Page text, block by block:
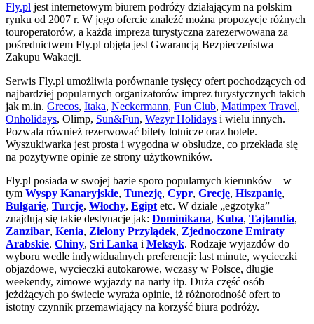
Fly.pl jest internetowym biurem podróży działającym na polskim
rynku od 2007 r. W jego ofercie znaleźć można propozycje różnych
touroperatorów, a każda impreza turystyczna zarezerwowana za
pośrednictwem Fly.pl objęta jest Gwarancją Bezpieczeństwa
Zakupu Wakacji.
Serwis Fly.pl umożliwia porównanie tysięcy ofert pochodzących od
najbardziej popularnych organizatorów imprez turystycznych takich
jak m.in. Grecos, Itaka, Neckermann, Fun Club, Matimpex Travel,
Onholidays, Olimp, Sun&Fun, Wezyr Holidays i wielu innych.
Pozwala również rezerwować bilety lotnicze oraz hotele.
Wyszukiwarka jest prosta i wygodna w obsłudze, co przekłada się
na pozytywne opinie ze strony użytkowników.
Fly.pl posiada w swojej bazie sporo popularnych kierunków – w
tym Wyspy Kanaryjskie, Tunezję, Cypr, Grecję, Hiszpanię,
Bułgarię, Turcję, Włochy, Egiptetc. W dziale „egzotyka”
znajdują się takie destynacje jak: Dominikana, Kuba, Tajlandia,
Zanzibar, Kenia, Zielony Przylądek, Zjednoczone Emiraty
Arabskie, Chiny, Sri Lanka i Meksyk. Rodzaje wyjazdów do
wyboru wedle indywidualnych preferencji: last minute, wycieczki
objazdowe, wycieczki autokarowe, wczasy w Polsce, długie
weekendy, zimowe wyjazdy na narty itp. Duża część osób
jeżdżących po świecie wyraża opinie, iż różnorodność ofert to
istotny czynnik przemawiający na korzyść biura podróży.